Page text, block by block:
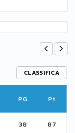
CLASSIFICA
PG Pt
38 87